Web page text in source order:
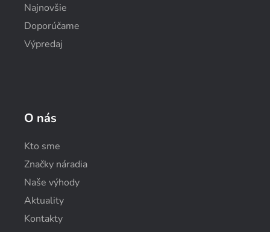
Najnovšie
Doporúčame
Výpredaj
O nás
Kto sme
Značky náradia
Naše výhody
Aktuality
Kontakty